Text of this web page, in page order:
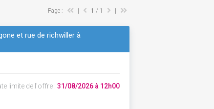
Page : 1 / 1
et rue de richwiller à
limite de l'offre : 31/08/2026 à 12h00